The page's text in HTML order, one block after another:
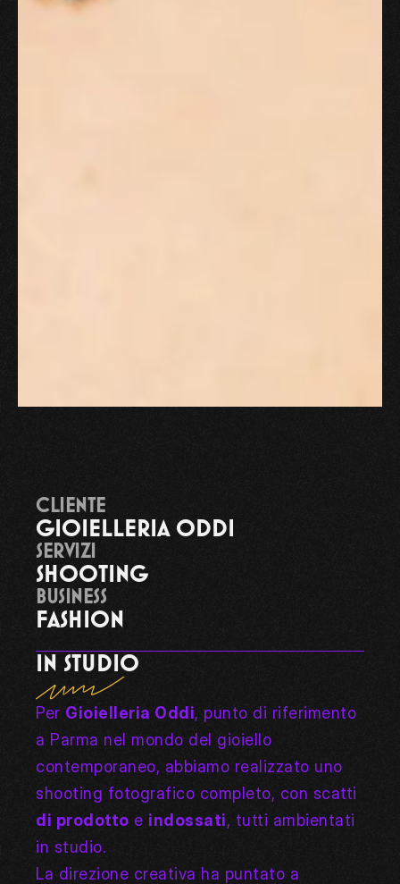
CLIENTE
GIOIELLERIA ODDI
SERVIZI
SHOOTING
BUSINESS
FASHION
IN STUDIO
Per Gioielleria Oddi, punto di riferimento
a Parma nel mondo del gioiello
contemporaneo, abbiamo realizzato uno
di prodotto e indossati, tutti ambientati
in studio.
La direzione creativa ha puntato a